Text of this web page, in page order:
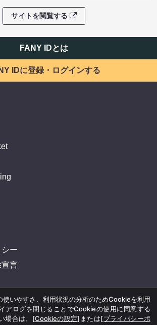
サイトを閲覧する
FANY IDとは
IDに登録・ログインする
ー
宣言
使いやすさ、利用状況の分析のためCookieを利用
アログを閉じることでCookieの使用に同意する
場合は、 [Cookieの設定] または[プライバシーポ